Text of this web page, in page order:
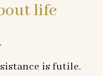
life
is futile.